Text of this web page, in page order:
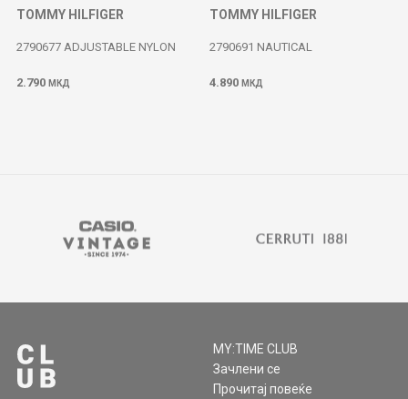
TOMMY HILFIGER
2790677 ADJUSTABLE NYLON
2.790 МКД
TOMMY HILFIGER
2790691 NAUTICAL
4.890 МКД
MY:TIME CLUB
Зачлени се
Прочитај повеќе